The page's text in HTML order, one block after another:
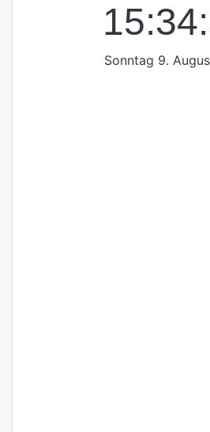
Sonntag 9.